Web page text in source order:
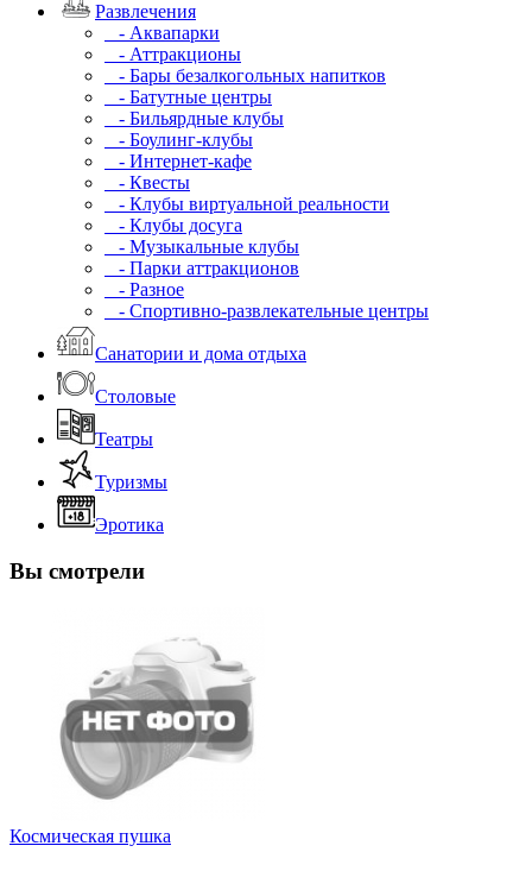
Развлечения
- Аквапарки
- Аттракционы
- Бары безалкогольных напитков
- Батутные центры
- Бильярдные клубы
- Боулинг-клубы
- Интернет-кафе
- Квесты
- Клубы виртуальной реальности
- Клубы досуга
- Музыкальные клубы
- Парки аттракционов
- Разное
- Спортивно-развлекательные центры
Санатории и дома отдыха
Столовые
Театры
Туризмы
Эротика
Вы смотрели
Космическая пушка